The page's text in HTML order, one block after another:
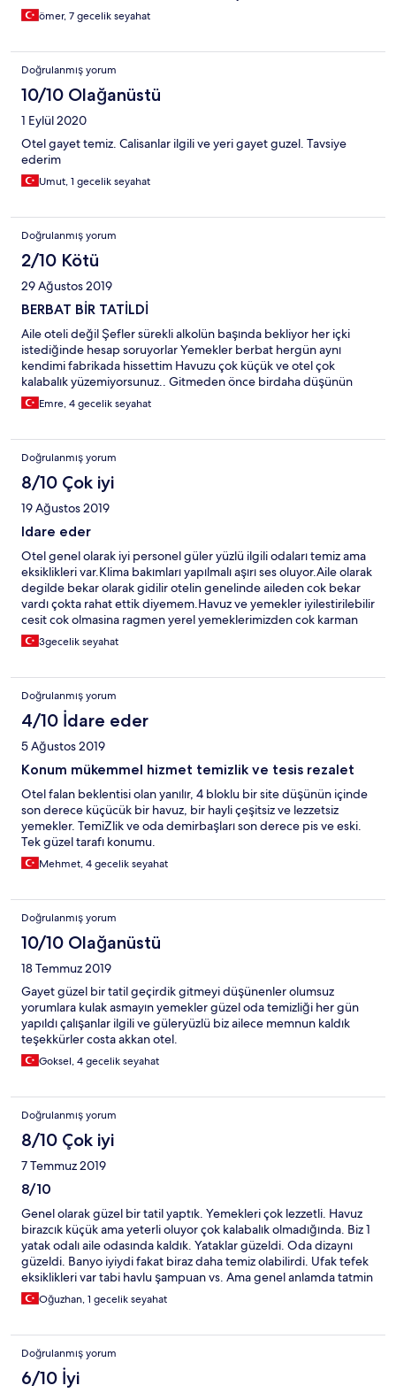
caresız kalıyor mesela soda bitti getırmıyorlar gunlerce bekledim
tatil bitti aoda hala otele gelmedi. Light içecek yok. Gıtmeyin
ömer, 7 gecelik seyahat
Doğrulanmış yorum
10/10 Olağanüstü
1 Eylül 2020
Otel gayet temiz. Calisanlar ilgili ve yeri gayet guzel. Tavsiye
ederim
Umut, 1 gecelik seyahat
Doğrulanmış yorum
2/10 Kötü
29 Ağustos 2019
BERBAT BİR TATİLDİ
Aile oteli değil Şefler sürekli alkolün başında bekliyor her içki
istediğinde hesap soruyorlar Yemekler berbat hergün aynı
kendimi fabrikada hissettim Havuzu çok küçük ve otel çok
kalabalık yüzemiyorsunuz.. Gitmeden önce birdaha düşünün
Emre, 4 gecelik seyahat
Doğrulanmış yorum
8/10 Çok iyi
19 Ağustos 2019
Idare eder
Otel genel olarak iyi personel güler yüzlü ilgili odaları temiz ama
eksiklikleri var.Klima bakımları yapılmalı aşırı ses oluyor.Aile olarak
degilde bekar olarak gidilir otelin genelinde aileden cok bekar
vardı çokta rahat ettik diyemem.Havuz ve yemekler iyilestirilebilir
cesit cok olmasina ragmen yerel yemeklerimizden cok karman
corman seyler vardı.
3gecelik seyahat
Doğrulanmış yorum
4/10 İdare eder
5 Ağustos 2019
Konum mükemmel hizmet temizlik ve tesis rezalet
Otel falan beklentisi olan yanılır, 4 bloklu bir site düşünün içinde
son derece küçücük bir havuz, bir hayli çeşitsiz ve lezzetsiz
yemekler. TemiZlik ve oda demirbaşları son derece pis ve eski.
Tek güzel tarafı konumu.
Mehmet, 4 gecelik seyahat
Doğrulanmış yorum
10/10 Olağanüstü
18 Temmuz 2019
Gayet güzel bir tatil geçirdik gitmeyi düşünenler olumsuz
yorumlara kulak asmayın yemekler güzel oda temizliği her gün
yapıldı çalışanlar ilgili ve güleryüzlü biz ailece memnun kaldık
teşekkürler costa akkan otel.
Goksel, 4 gecelik seyahat
Doğrulanmış yorum
8/10 Çok iyi
7 Temmuz 2019
8/10
Genel olarak güzel bir tatil yaptık. Yemekleri çok lezzetli. Havuz
birazcık küçük ama yeterli oluyor çok kalabalık olmadığında. Biz 1
yatak odalı aile odasında kaldık. Yataklar güzeldi. Oda dizaynı
güzeldi. Banyo iyiydi fakat biraz daha temiz olabilirdi. Ufak tefek
eksiklikleri var tabi havlu şampuan vs. Ama genel anlamda tatmin
edici bir otel diyebilirim beklentiniz çok yüksek değilse. Turist
yoğunluktaydı zaten. Otelin etrafı açık olduğu için biraz rüzgar
Oğuzhan, 1 gecelik seyahat
Doğrulanmış yorum
6/10 İyi